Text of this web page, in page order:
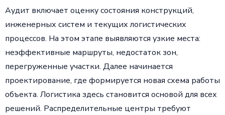
Аудит включает оценку состояния конструкций,
инженерных систем и текущих логистических
процессов. На этом этапе выявляются узкие места:
неэффективные маршруты, недостаток зон,
перегруженные участки. Далее начинается
проектирование, где формируется новая схема работы
объекта. Логистика здесь становится основой для всех
решений. Распределительные центры требуют